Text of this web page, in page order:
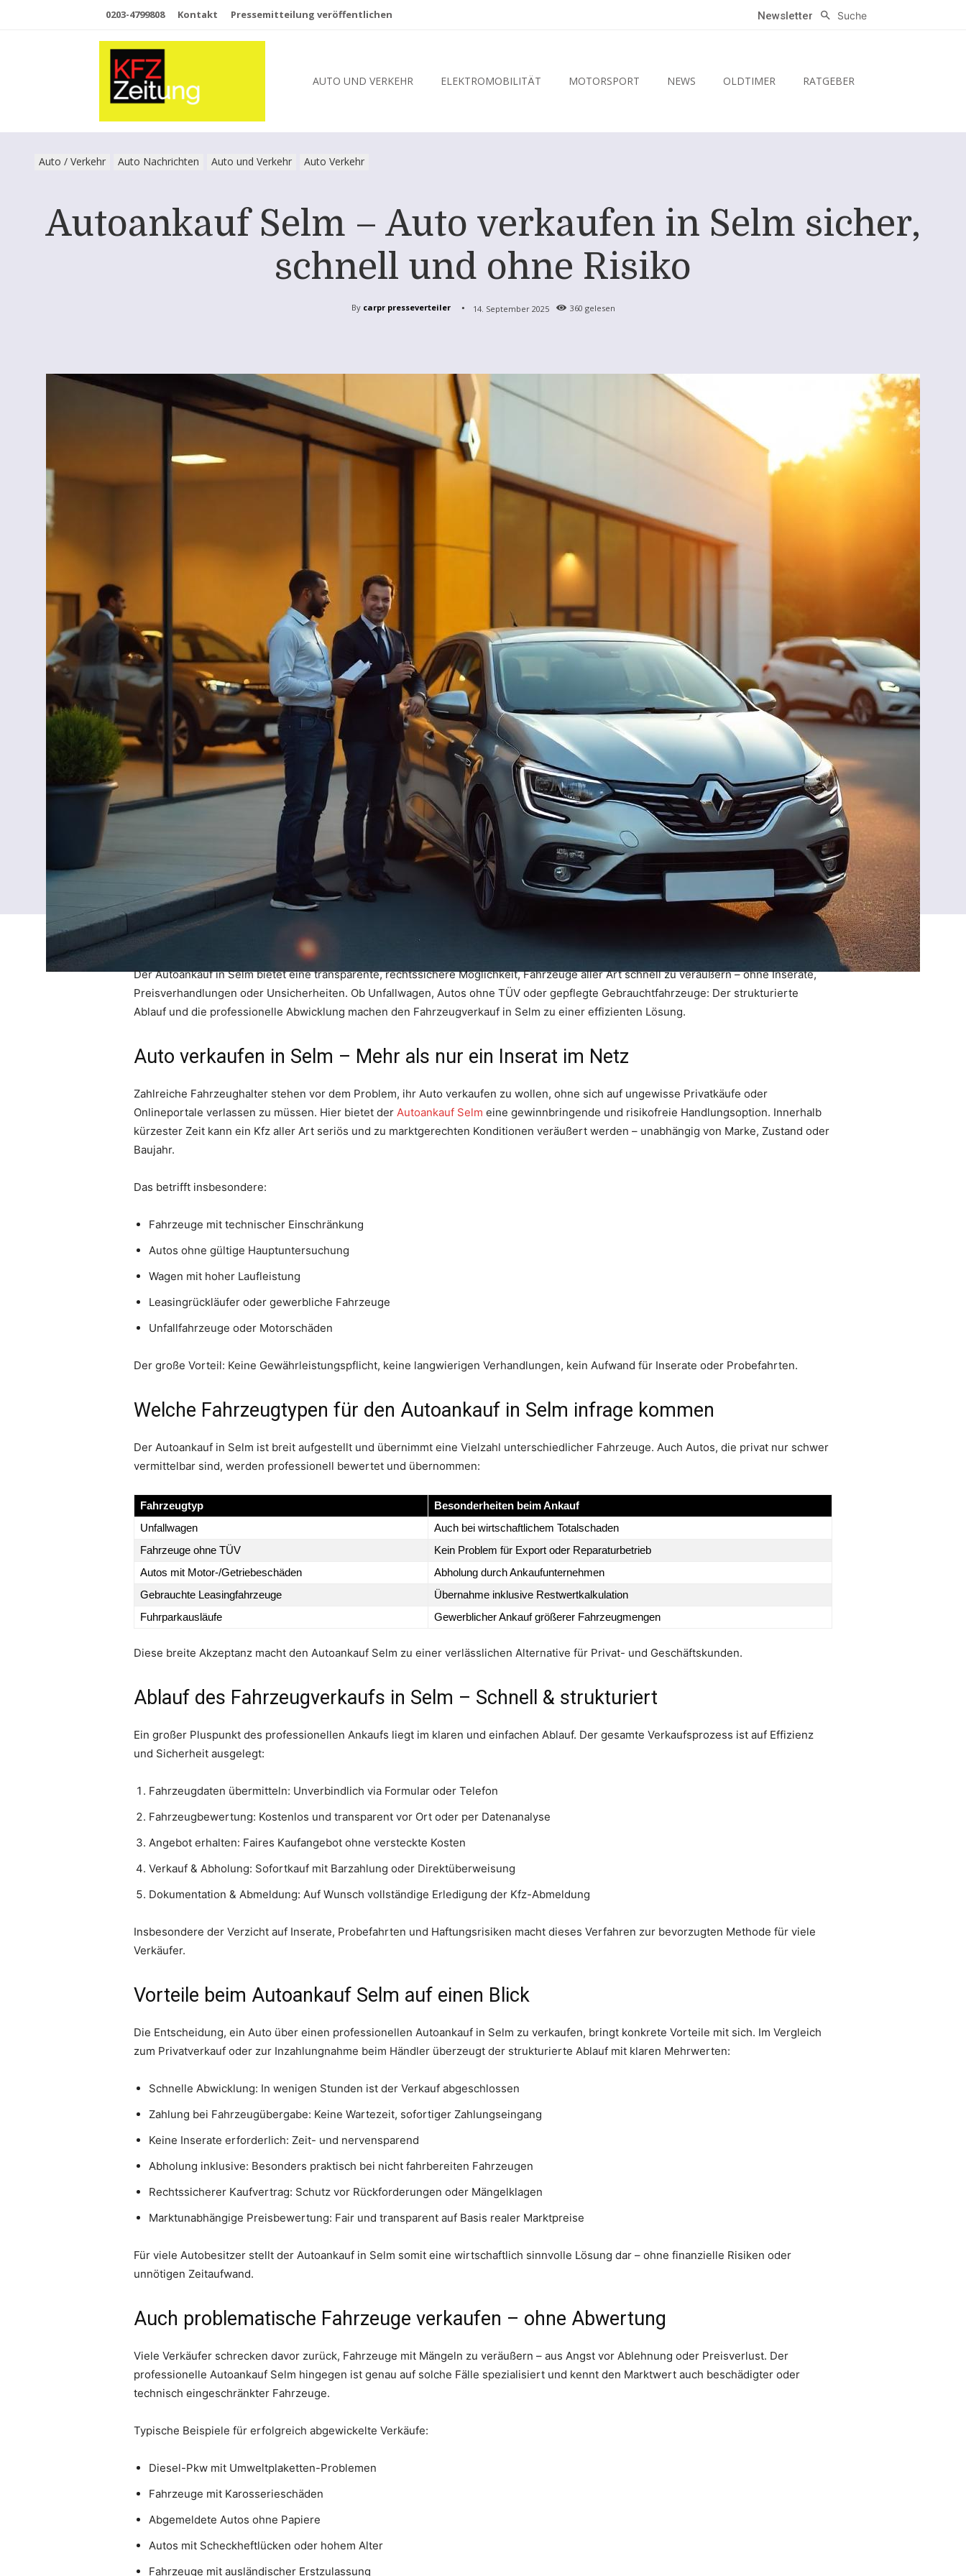
0203-4799808 Kontakt Pressemitteilung veröffentlichen Newsletter Suche
AUTO UND VERKEHR ELEKTROMOBILITÄT MOTORSPORT NEWS OLDTIMER RATGEBER
Auto / Verkehr Auto Nachrichten Auto und Verkehr Auto Verkehr
Autoankauf Selm – Auto verkaufen in Selm sicher,
schnell und ohne Risiko
By carpr presseverteiler 14. September 2025 360 gelesen
Der Autoankauf in Selm bietet eine transparente, rechtssichere Möglichkeit, Fahrzeuge aller Art schnell zu veräußern – ohne Inserate,
Preisverhandlungen oder Unsicherheiten. Ob Unfallwagen, Autos ohne TÜV oder gepflegte Gebrauchtfahrzeuge: Der strukturierte
Ablauf und die professionelle Abwicklung machen den Fahrzeugverkauf in Selm zu einer effizienten Lösung.
Auto verkaufen in Selm – Mehr als nur ein Inserat im Netz
Zahlreiche Fahrzeughalter stehen vor dem Problem, ihr Auto verkaufen zu wollen, ohne sich auf ungewisse Privatkäufe oder
Onlineportale verlassen zu müssen. Hier bietet der Autoankauf Selm eine gewinnbringende und risikofreie Handlungsoption. Innerhalb
kürzester Zeit kann ein Kfz aller Art seriös und zu marktgerechten Konditionen veräußert werden – unabhängig von Marke, Zustand oder
Baujahr.
Das betrifft insbesondere:
Fahrzeuge mit technischer Einschränkung
Autos ohne gültige Hauptuntersuchung
Wagen mit hoher Laufleistung
Leasingrückläufer oder gewerbliche Fahrzeuge
Unfallfahrzeuge oder Motorschäden
Der große Vorteil: Keine Gewährleistungspflicht, keine langwierigen Verhandlungen, kein Aufwand für Inserate oder Probefahrten.
Welche Fahrzeugtypen für den Autoankauf in Selm infrage kommen
Der Autoankauf in Selm ist breit aufgestellt und übernimmt eine Vielzahl unterschiedlicher Fahrzeuge. Auch Autos, die privat nur schwer
vermittelbar sind, werden professionell bewertet und übernommen:
Fahrzeugtyp
Besonderheiten beim Ankauf
Unfallwagen
Auch bei wirtschaftlichem Totalschaden
Fahrzeuge ohne TÜV
Kein Problem für Export oder Reparaturbetrieb
Autos mit Motor-/Getriebeschäden
Abholung durch Ankaufunternehmen
Gebrauchte Leasingfahrzeuge
Übernahme inklusive Restwertkalkulation
Fuhrparkausläufe
Gewerblicher Ankauf größerer Fahrzeugmengen
Diese breite Akzeptanz macht den Autoankauf Selm zu einer verlässlichen Alternative für Privat- und Geschäftskunden.
Ablauf des Fahrzeugverkaufs in Selm – Schnell & strukturiert
Ein großer Pluspunkt des professionellen Ankaufs liegt im klaren und einfachen Ablauf. Der gesamte Verkaufsprozess ist auf Effizienz
und Sicherheit ausgelegt:
Fahrzeugdaten übermitteln: Unverbindlich via Formular oder Telefon
Fahrzeugbewertung: Kostenlos und transparent vor Ort oder per Datenanalyse
Angebot erhalten: Faires Kaufangebot ohne versteckte Kosten
Verkauf & Abholung: Sofortkauf mit Barzahlung oder Direktüberweisung
Dokumentation & Abmeldung: Auf Wunsch vollständige Erledigung der Kfz-Abmeldung
Insbesondere der Verzicht auf Inserate, Probefahrten und Haftungsrisiken macht dieses Verfahren zur bevorzugten Methode für viele
Verkäufer.
Vorteile beim Autoankauf Selm auf einen Blick
Die Entscheidung, ein Auto über einen professionellen Autoankauf in Selm zu verkaufen, bringt konkrete Vorteile mit sich. Im Vergleich
zum Privatverkauf oder zur Inzahlungnahme beim Händler überzeugt der strukturierte Ablauf mit klaren Mehrwerten:
Schnelle Abwicklung: In wenigen Stunden ist der Verkauf abgeschlossen
Zahlung bei Fahrzeugübergabe: Keine Wartezeit, sofortiger Zahlungseingang
Keine Inserate erforderlich: Zeit- und nervensparend
Abholung inklusive: Besonders praktisch bei nicht fahrbereiten Fahrzeugen
Rechtssicherer Kaufvertrag: Schutz vor Rückforderungen oder Mängelklagen
Marktunabhängige Preisbewertung: Fair und transparent auf Basis realer Marktpreise
Für viele Autobesitzer stellt der Autoankauf in Selm somit eine wirtschaftlich sinnvolle Lösung dar – ohne finanzielle Risiken oder
unnötigen Zeitaufwand.
Auch problematische Fahrzeuge verkaufen – ohne Abwertung
Viele Verkäufer schrecken davor zurück, Fahrzeuge mit Mängeln zu veräußern – aus Angst vor Ablehnung oder Preisverlust. Der
professionelle Autoankauf Selm hingegen ist genau auf solche Fälle spezialisiert und kennt den Marktwert auch beschädigter oder
technisch eingeschränkter Fahrzeuge.
Typische Beispiele für erfolgreich abgewickelte Verkäufe:
Diesel-Pkw mit Umweltplaketten-Problemen
Fahrzeuge mit Karosserieschäden
Abgemeldete Autos ohne Papiere
Autos mit Scheckheftlücken oder hohem Alter
Fahrzeuge mit ausländischer Erstzulassung